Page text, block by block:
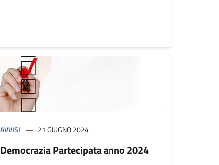
AVVISI 21 GIUGNO 2024
Democrazia Partecipata anno 2024